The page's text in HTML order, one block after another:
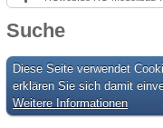
Suche
Diese Seite verwendet
erklären Sie sich damit
Weitere Informationen